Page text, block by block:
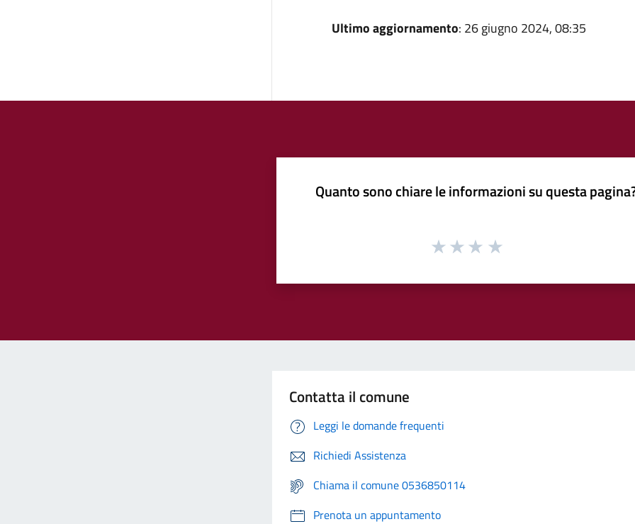
Ultimo aggiornamento: 26 giugno 2024, 08:35
Quanto sono chiare le informazioni su questa
Contatta il comune
Leggi le domande frequenti
Richiedi Assistenza
Chiama il comune 0536850114
Prenota un appuntamento